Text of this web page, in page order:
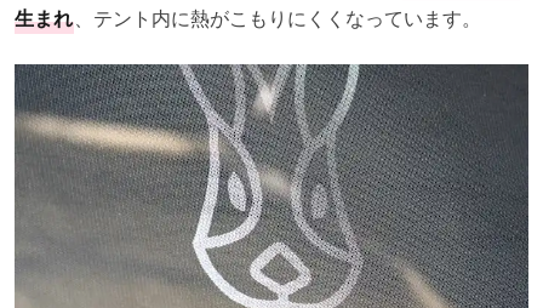
生まれ、テント内に熱がこもりにくくなっています。